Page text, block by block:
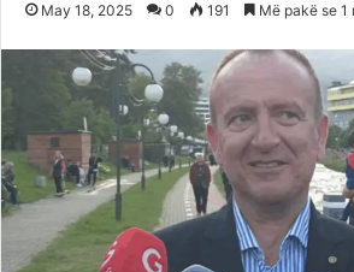
May 18, 2025 0 191 Më pakë se 1